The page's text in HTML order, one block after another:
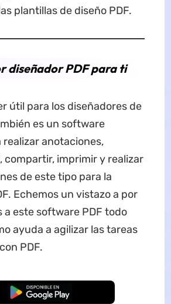
plantillas de diseño PDF.
diseñador PDF para ti
útil para los diseñadores de
es un software
anotaciones,
compartir, imprimir y realizar
de este tipo para la
Echemos un vistazo a por
a este software PDF todo
ayuda a agilizar las tareas
PDF.
Descarga Gratuita